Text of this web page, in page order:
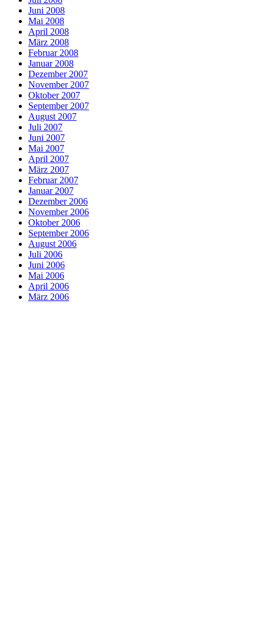
Juni 2008
Mai 2008
April 2008
März 2008
Februar 2008
Januar 2008
Dezember 2007
November 2007
Oktober 2007
September 2007
August 2007
Juli 2007
Juni 2007
Mai 2007
April 2007
März 2007
Februar 2007
Januar 2007
Dezember 2006
November 2006
Oktober 2006
September 2006
August 2006
Juli 2006
Juni 2006
Mai 2006
April 2006
März 2006